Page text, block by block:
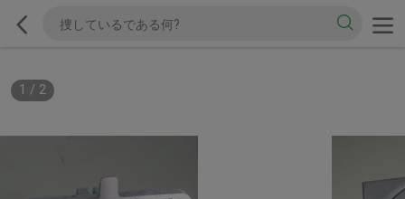
1 / 2